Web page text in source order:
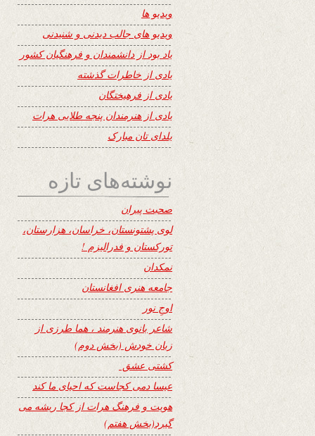
ویدیو ها
ویدیو های جالب دیدنی و شنیدنی
یاد بود از دانشمندان و فرهنگیان کشور
یادی از خاطرات گذشته
یادی از فرهیختگان
یادی از هنرمندان پنجه طلایی هرات
یلدای تان مبارک
نوشته‌های تازه
صحبت پیران
لوی پشتونستان، خراسان، هزارستان،
تورکستان و فدرالیزم !
نمکدان
جامعه هنری افغانستان
اوجِ نور
شاعر بانوی هنرمند ، هما طرزی از
زبان خودش (بخش دوم)
کشتی عشق
عیسا دمی کجاست که احیای ما کند
هویت و فرهنگ هرات از کجا ریشه می
گیرد(بخش هفتم)